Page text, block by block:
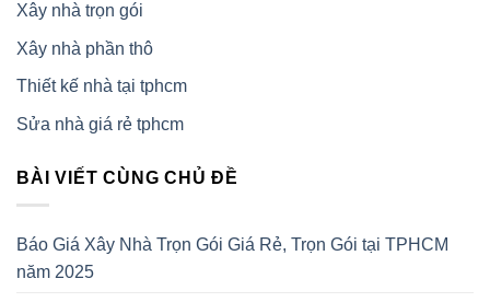
Xây nhà trọn gói
Xây nhà phần thô
Thiết kế nhà tại tphcm
Sửa nhà giá rẻ tphcm
BÀI VIẾT CÙNG CHỦ ĐỀ
Báo Giá Xây Nhà Trọn Gói Giá Rẻ, Trọn Gói tại TPHCM
năm 2025